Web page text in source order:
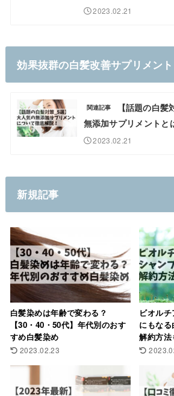
2023.02.21
効果抜群の白髪改善サプリメント
関連記事
【話題の白
無添加サプリメントと
2023.02.21
新規記事
白髪染めは年齢で変わる？
【30・40・50代】年代別のおす
すめ白髪染め
2023.02.23
ビオル
にもなる
解約方法